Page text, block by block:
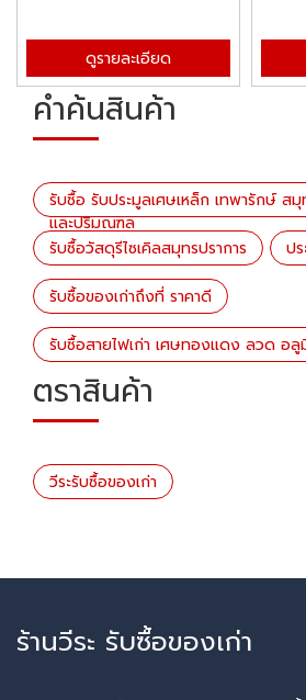
ดูรายละเอียด
คำค้นสินค้า
รับซื้อ รับประมูลเศษเหล็ก เทพารักษ์ ส
และปริมณฑล
รับซื้อวัสดุรีไซเคิลสมุทรปราการ
ป
รับซื้อของเก่าถึงที่ ราคาดี
รับซื้อสายไฟเก่า เศษทองแดง ลวด อลู
ตราสินค้า
วีระรับซื้อของเก่า
ร้านวีระ รับซื้อของเก่า